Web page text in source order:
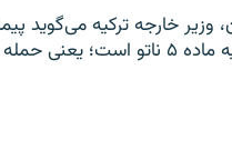
وزیر خارجه ترکیه می‌گوید
حمله به همه اعضا تلقی می‌شود.